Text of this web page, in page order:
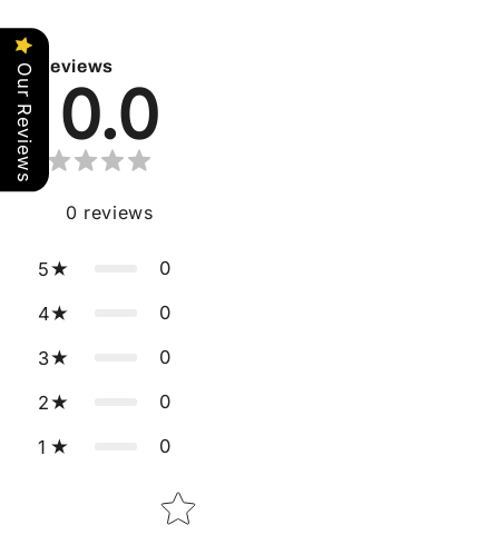
Reviews
0.0
0 reviews
5 0
4 0
3 0
2 0
1 0
Star rating
Our Reviews